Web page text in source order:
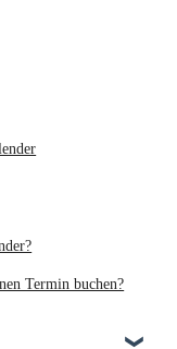
Termin buchen?